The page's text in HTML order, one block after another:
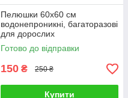
Пелюшки 60х60 см
водонепроникні, багаторазові
для дорослих
Готово до відправки
150 ₴ 250 ₴
Купити